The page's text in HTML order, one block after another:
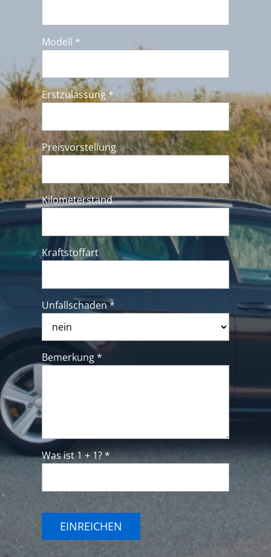
Modell *
Erstzulassung *
Preisvorstellung
Kilometerstand
Kraftstoffart
Unfallschaden *
Bemerkung *
Was ist 1 + 1? *
EINREICHEN